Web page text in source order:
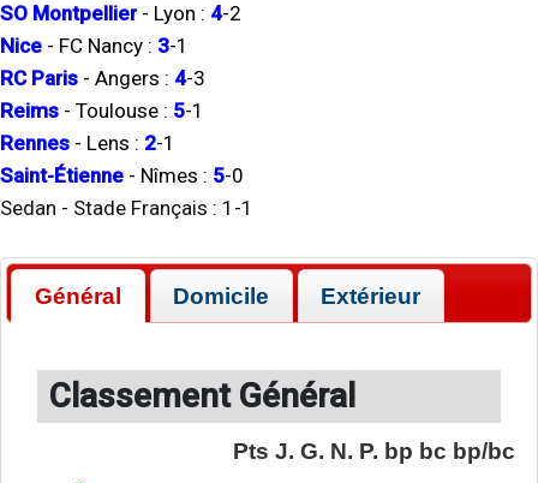
SO Montpellier- Lyon : 4-2
Nice - FC Nancy : 3-1
RC Paris - Angers : 4-3
Reims - Toulouse : 5-1
Rennes - Lens : 2-1
Saint-Étienne - Nîmes : 5-0
Sedan - Stade Français : 1 -1
Général Domicile Extérieur
Classement Général
Pts J. G. N. P. bp bc bp/bc